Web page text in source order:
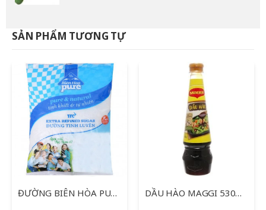
33,000 ₫.
SẢN PHẨM TƯƠNG TỰ
ĐƯỜNG BIÊN HÒA PURE CÀNH MAI 1KG DẦU HÀO MAGGI 530ML